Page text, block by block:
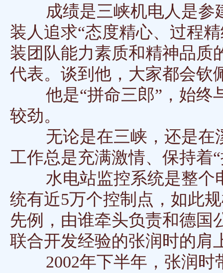
成绩是三峡机电人是参
装人追求“态度精心、过程
装团队能力素质和精神品质
代表。谈到他，大家都会钦
他是“拼命三郎”，始终
较劲。
无论是在三峡，还是在
工作总是充满激情、保持着
水电站监控系统是整个
统有近5万个控制点，如此
先例，由谁牵头负责和德国
联合开发经验的张润时的肩
2002年下半年，张润时